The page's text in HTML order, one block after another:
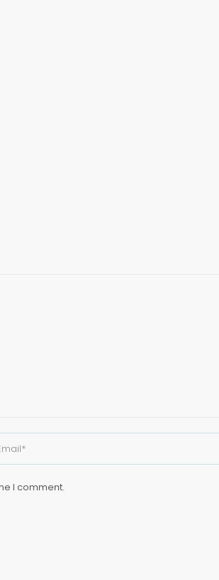
I comment.